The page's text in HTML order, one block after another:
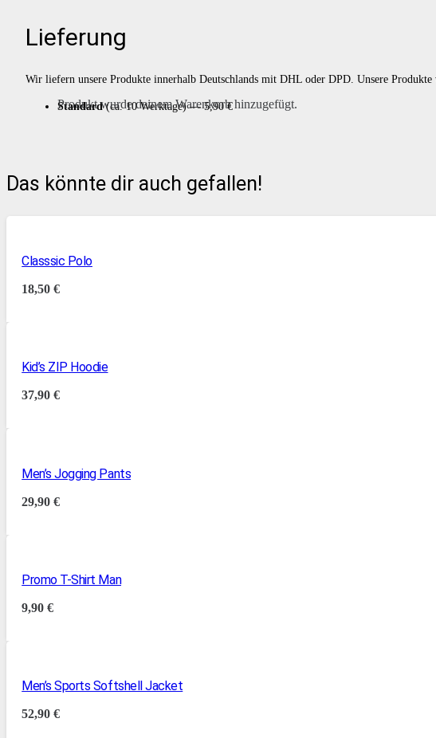
Produktwurde deinem Warenkorb hinzugefügt.
Lieferung
Wir liefern unsere Produkte innerhalb Deutschlands mit DHL oder DPD. Unsere
Standard(ca. 10 Werktage) — 5,90 €
Das könnte dir auch gefallen!
Classsic Polo
18,50€
Kid’s ZIP Hoodie
37,90€
Men’s Jogging Pants
29,90€
Promo T-Shirt Man
9,90€
Men’s Sports Softshell Jacket
52,90€